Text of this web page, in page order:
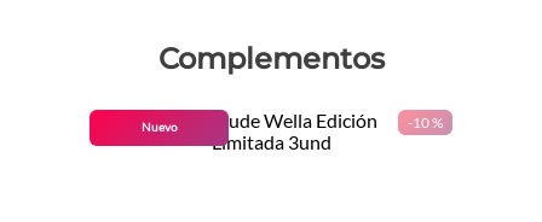
Complementos
Nuevo -10 %